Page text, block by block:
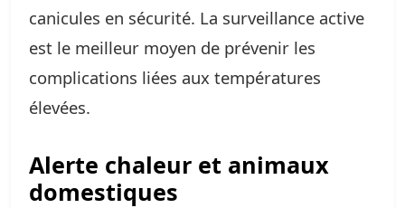
canicules en sécurité. La surveillance active
est le meilleur moyen de prévenir les
complications liées aux températures
élevées.
Alerte chaleur et animaux
domestiques